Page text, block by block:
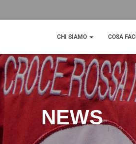
CHI SIAMO
COSA
NEWS